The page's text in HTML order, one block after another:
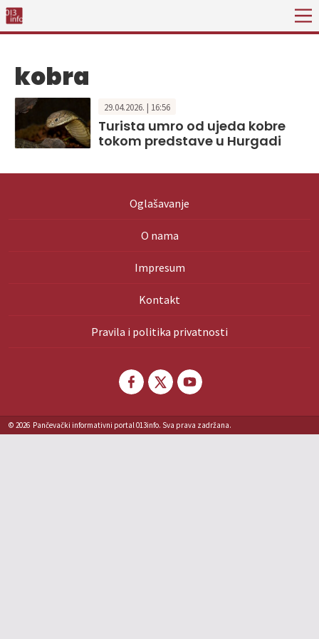
kobra
29.04.2026. | 16:56
Turista umro od ujeda kobre
tokom predstave u Hurgadi
Oglašavanje
O nama
Impresum
Kontakt
Pravila i politika privatnosti
© 2026 Pančevački informativni portal 013info. Sva prava zadržana.